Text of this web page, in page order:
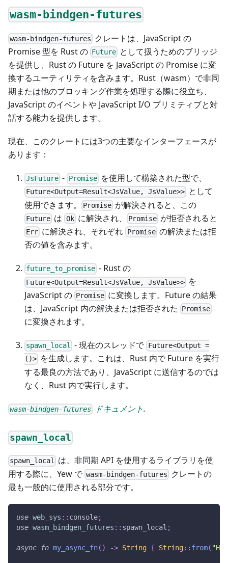
wasm-bindgen-futures
wasm-bindgen-futures
クレートは、JavaScript の
Promise 型を Rust の Future として扱うためのブリッジ
を提供し、Rust の Future を JavaScript の Promise に変
換するユーティリティを含みます。Rust（wasm）で非同
期または他のブロッキング作業を処理する際に役立ち、
JavaScript のイベントや JavaScript I/O プリミティブと対
話する能力を提供します。
現在、このクレートには3つの主要なインターフェースが
あります：
JsFuture - Promiseを使用して構築された型で、
Future<Output=Result<JsValue, JsValue>> として
使用できます。
Promise が解決されると、この
Future は Okに解決され、 Promise が拒否されると
Err に解決され、それぞれ Promiseの解決または拒
否の値を含みます。
future_to_promise - Rust の
Future<Output=Result<JsValue, JsValue>> を
JavaScript の Promise に変換します。Future の結果
は、JavaScript 内の解決または拒否された
Promise
に変換されます。
spawn_local - 現在のスレッドで Future<Output =
()> を生成します。これは、Rust 内で Future を実行
する最良の方法であり、JavaScript に送信するのでは
なく、Rust 内で実行します。
wasm-bindgen-futures ドキュメント.
spawn_local
spawn_local は、非同期 API を使用するライブラリを使
用する際に、Yew で wasm-bindgen-futures
クレートの
最も一般的に使用される部分です。
use web_sys :: console;
use wasm_bindgen_futures :: spawn_local ;
async fn my_async_fn( ) -> String { String:: from(